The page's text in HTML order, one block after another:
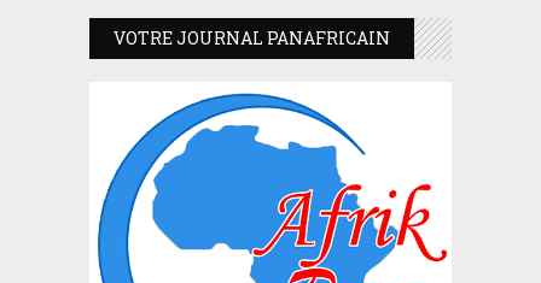
VOTRE JOURNAL PANAFRICAIN